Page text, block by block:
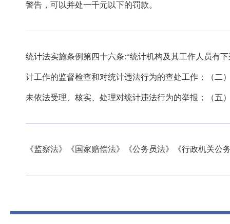
警告，可以并处一千元以下的罚款。
统计法实施条例第四十六条:“统计机构及其工作人员有
计工作的监督检查和对统计违法行为的查处工作；（二
未依法受理、核实、处理对统计违法行为的举报；（五
《监察法》《国家赔偿法》《公务员法》《行政机关